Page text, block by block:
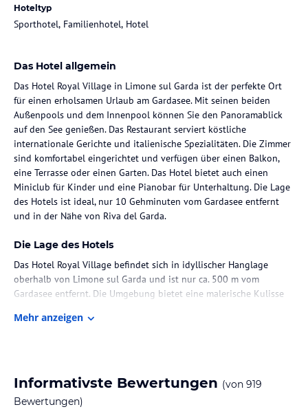
Hoteltyp
Sporthotel, Familienhotel, Hotel
Das Hotel allgemein
Das Hotel Royal Village in Limone sul Garda ist der perfekte Ort
für einen erholsamen Urlaub am Gardasee. Mit seinen beiden
Außenpools und dem Innenpool können Sie den Panoramablick
auf den See genießen. Das Restaurant serviert köstliche
internationale Gerichte und italienische Spezialitäten. Die Zimmer
sind komfortabel eingerichtet und verfügen über einen Balkon,
eine Terrasse oder einen Garten. Das Hotel bietet auch einen
Miniclub für Kinder und eine Pianobar für Unterhaltung. Die Lage
des Hotels ist ideal, nur 10 Gehminuten vom Gardasee entfernt
und in der Nähe von Riva del Garda.
Die Lage des Hotels
Das Hotel Royal Village befindet sich in idyllischer Hanglage
oberhalb von Limone sul Garda und ist nur ca. 500 m vom
Gardasee entfernt. Die Umgebung bietet eine malerische Kulisse
erkunden. Das Stadtzentrum von Limone ist nur 600 m entfernt
Zimmer / Unterbringung im Hotel
Das Hotel verfügt über 226 Zimmer, die sich auf fünf
Mehr anzeigen
Informativste Bewertungen (von 919
Bewertungen)